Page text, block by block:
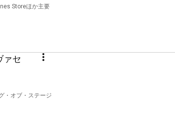
ァセ
・オブ・ステージ